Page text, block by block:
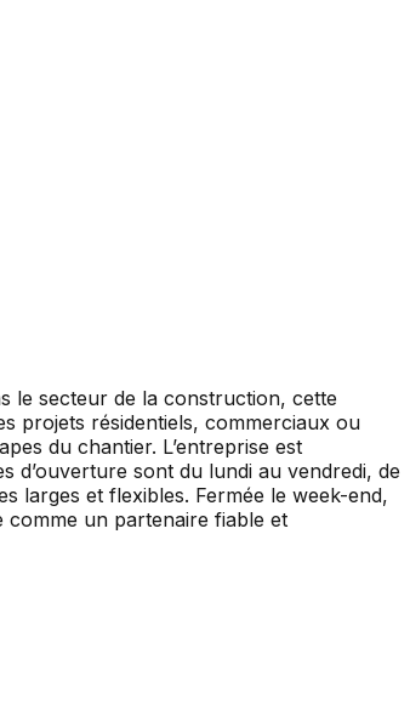
le secteur de la construction, cette
projets résidentiels, commerciaux ou
du chantier. L’entreprise est
d’ouverture sont du lundi au vendredi, de
larges et flexibles. Fermée le week-end,
comme un partenaire fiable et